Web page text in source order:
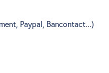
Paypal, Bancontact...)